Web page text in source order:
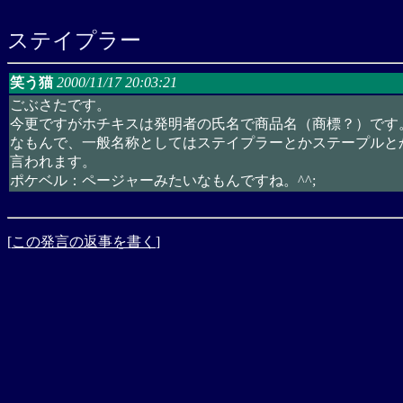
ステイプラー
笑う猫 2000/11/17 20:03:21
ごぶさたです。
今更ですがホチキスは発明者の氏名で商品名（商標？）です
なもんで、一般名称としてはステイプラーとかステープルと
言われます。
ポケベル：ページャーみたいなもんですね。^^;
[この発言の返事を書く ]